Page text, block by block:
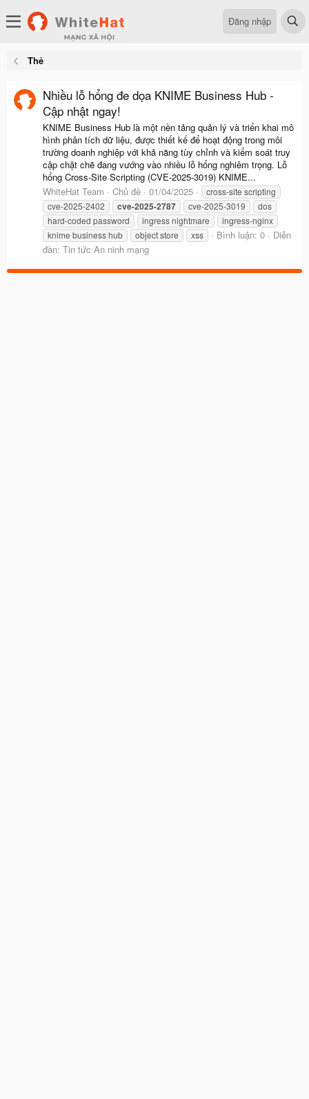
Đăng nhập
Thẻ
Nhiều lỗ hổng đe dọa KNIME Business Hub -
Cập nhật ngay!
KNIME Business Hub là một nền tảng quản lý và triển khai mô
hình phân tích dữ liệu, được thiết kế để hoạt động trong môi
trường doanh nghiệp với khả năng tùy chỉnh và kiểm soát truy
cập chặt chẽ đang vướng vào nhiều lỗ hổng nghiêm trọng. Lỗ
hổng Cross-Site Scripting (CVE-2025-3019) KNIME...
WhiteHat Team
Chủ đề 01/04/2025
cross-site scripting
cve-2025-2402
cve-2025-2787 cve-2025-3019
dos
hard-coded password
ingress nightmare
ingress-nginx
knime business hub
object store xss Bình luận: 0
Diễn
đàn: Tin tức An ninh mạng